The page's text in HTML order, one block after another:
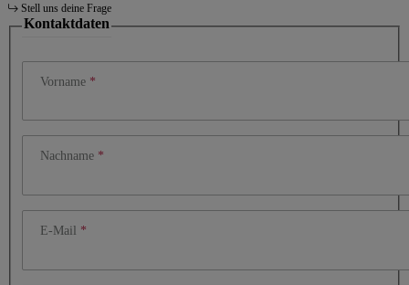
Stell uns deine Frage
Kontaktdaten
Vorname
Nachname
E-Mail